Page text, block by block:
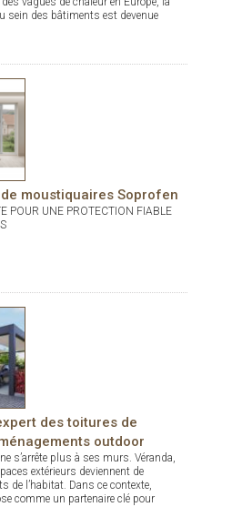
sein des bâtiments est devenue
moustiquaires Soprofen
POUR UNE PROTECTION FIABLE
des toitures de
outdoor
s’arrête plus à ses murs. Véranda,
extérieurs deviennent de
de l’habitat. Dans ce contexte,
comme un partenaire clé pour